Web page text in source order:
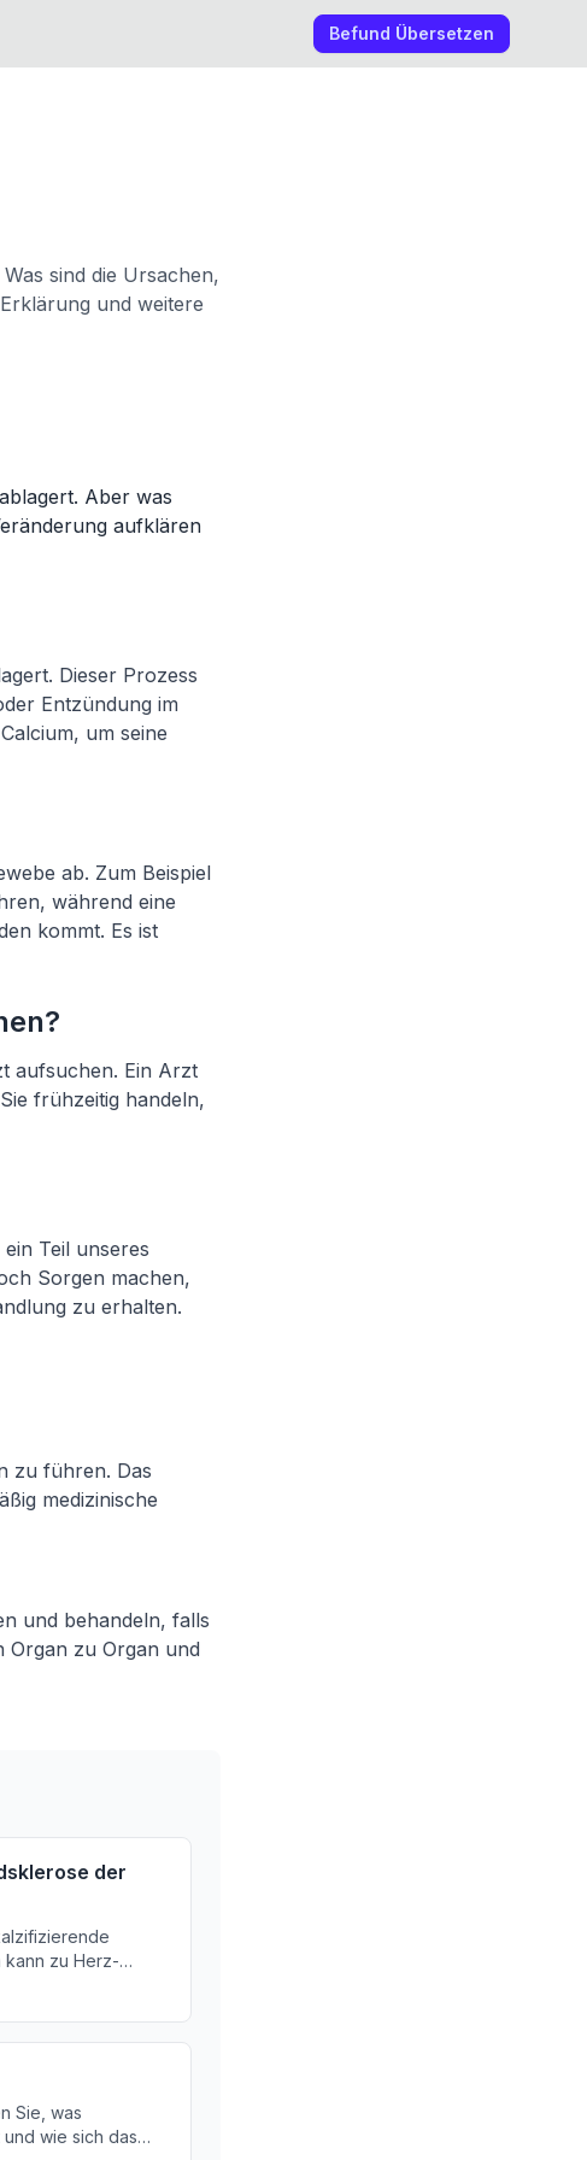
Befund Übersetzen
sind die Ursachen,
und weitere
Aber was
aufklären
Dieser Prozess
Entzündung im
um seine
ab. Zum Beispiel
während eine
kommt. Es ist
aufsuchen. Ein Arzt
frühzeitig handeln,
Teil unseres
Sorgen machen,
zu erhalten.
zu führen. Das
medizinische
und behandeln, falls
Organ zu Organ und
der
kann zu Herz-
Hier erfahren
Sie, was
wie sich das